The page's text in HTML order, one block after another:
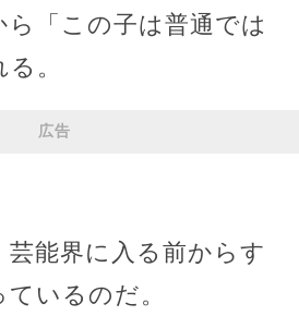
「この子は普通では
。
広告
芸能界に入る前からす
いるのだ。